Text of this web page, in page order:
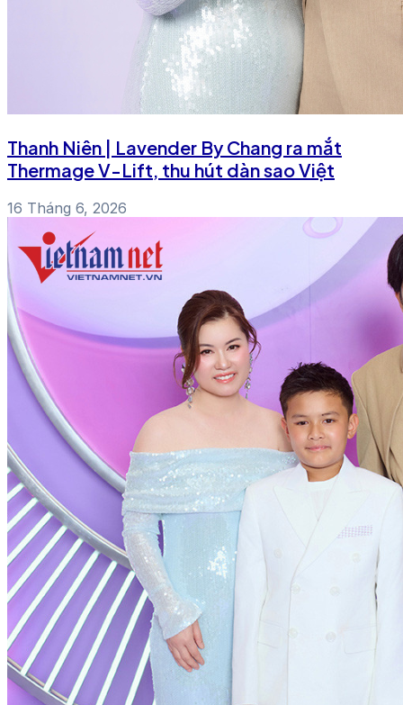
Thanh Niên | Lavender By Chang ra mắt
Thermage V-Lift, thu hút dàn sao Việt
16 Tháng 6, 2026